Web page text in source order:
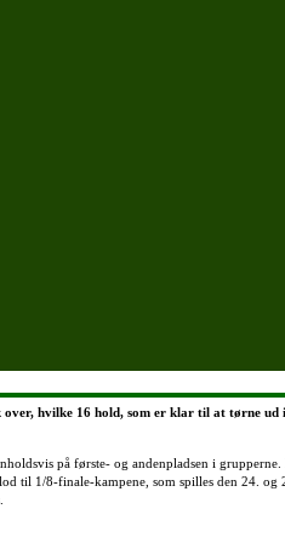
hvilke 16 hold, som er klar til at tørne ud
på første- og andenpladsen i grupperne.
til 1/8-finale-kampene, som spilles den 24. og